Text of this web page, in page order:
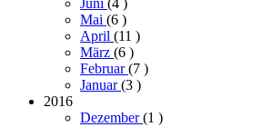
Juni (4 )
Mai (6 )
April (11 )
März (6 )
Februar(7 )
Januar(3 )
2016
Dezember(1 )